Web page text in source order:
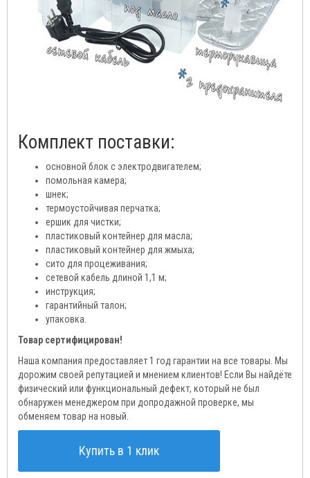
Комплект поставки:
основной блок с электродвигателем;
помольная камера;
шнек;
термоустойчивая перчатка;
ершик для чистки;
пластиковый контейнер для масла;
пластиковый контейнер для жмыха;
сито для процеживания;
сетевой кабель длиной 1,1 м;
инструкция;
гарантийный талон;
упаковка.
Товар сертифицирован!
Наша компания предоставляет 1 год гарантии на все товары. Мы
дорожим своей репутацией и мнением клиентов! Если Вы найдёте
физический или функциональный дефект, который не был
обнаружен менеджером при допродажной проверке, мы
обменяем товар на новый.
Купить в 1 клик